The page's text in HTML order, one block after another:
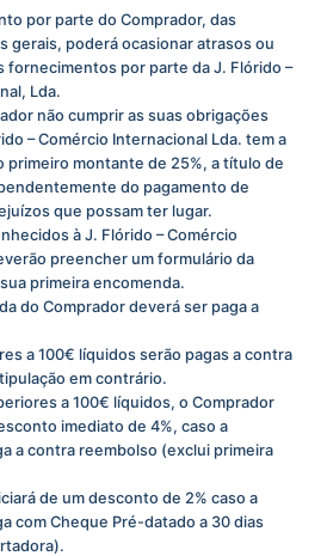
por parte do Comprador, das
gerais, poderá ocasionar atrasos ou
fornecimentos por parte da J. Flórido –
Lda.
não cumprir as suas obrigações
– Comércio Internacional Lda. tem a
primeiro montante de 25%, a título de
do pagamento de
que possam ter lugar.
à J. Flórido – Comércio
preencher um formulário da
primeira encomenda.
do Comprador deverá ser paga a
a 100€ líquidos serão pagas a contra
em contrário.
a 100€ líquidos, o Comprador
imediato de 4%, caso a
a contra reembolso (exclui primeira
de um desconto de 2% caso a
com Cheque Pré-datado a 30 dias